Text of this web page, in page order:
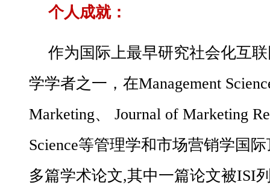
个人成就：
作为国际上最早研究社会化互
学学者之一，在Management
Marketing、 Journal of Marketing
Science等管理学和市场营销学国
多篇学术论文,其中一篇论文被ISI